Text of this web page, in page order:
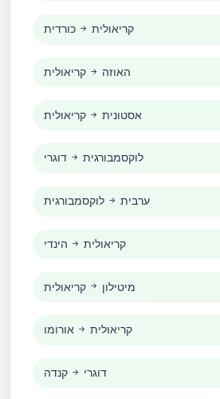
קריאולית כורדית
האוזה קריאולית
אסטונית קריאולית
לוקסמבורגית דוגרי
ערבית לוקסמבורגית
קריאולית הינדי
מיטילון קריאולית
קריאולית אורומו
דוגרי קנדה